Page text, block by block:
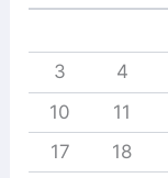
3
4
10
11
17
18